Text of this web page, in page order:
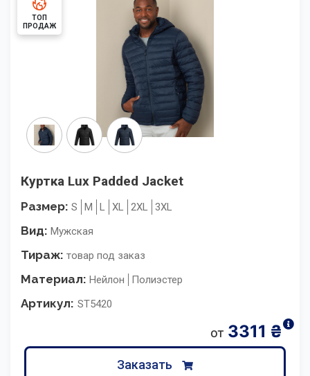
Куртка Lux Padded Jacket
Размер: S M L XL 2XL 3XL
Вид: Мужская
Тираж: товар под заказ
Материал: Нейлон Полиэстер
Артикул: ST5420
от 3311 ₴
Заказать
ТОП
ПРОДАЖ